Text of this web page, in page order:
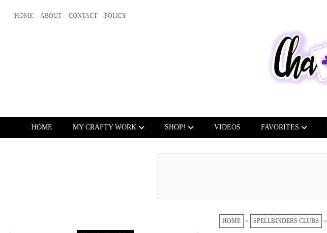
HOME ABOUT CONTACT POLICY
HOME MY CRAFTY WORK SHOP! VIDEOS FAVORITES
HOME SPELLBINDERS CLUBS